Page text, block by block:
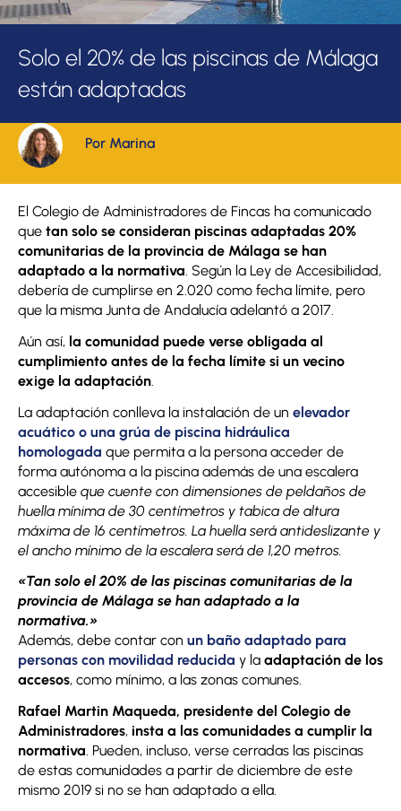
Solo el 20% de las piscinas de Málaga
están adaptadas
Por Marina
El Colegio de Administradores de Fincas ha comunicado
que tan solo se consideran piscinas adaptadas 20%
comunitarias de la provincia de Málaga se han
adaptado a la normativa. Según la Ley de Accesibilidad,
debería de cumplirse en 2.020 como fecha límite, pero
que la misma Junta de Andalucía adelantó a 2017.
Aún así, la comunidad puede verse obligada al
cumplimiento antes de la fecha límite si un vecino
exige la adaptación
La adaptación conlleva la instalación de un elevador
acuático o una grúa de piscina hidráulica
homologada que permita a la persona acceder de
forma autónoma a la piscina además de una escalera
accesible que cuente con dimensiones de peldaños de
huella mínima de 30 centímetros y tabica de altura
máxima de 16 centímetros. La huella será antideslizante y
el ancho mínimo de la escalera será de 1,20 metros.
«Tan solo el 20% de las piscinas comunitarias de la
provincia de Málaga se han adaptado a la
normativa.»
Además, debe contar con un baño adaptado para
personas con movilidad reducida y la adaptación de los
accesos, como mínimo, a las zonas comunes.
Rafael Martin Maqueda, presidente del Colegio de
Administradores, insta a las comunidades a cumplir la
normativa. Pueden, incluso, verse cerradas las piscinas
de estas comunidades a partir de diciembre de este
mismo 2019 si no se han adaptado a ella.